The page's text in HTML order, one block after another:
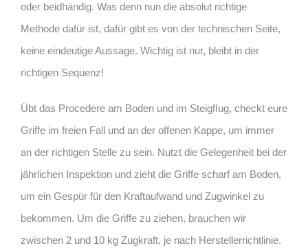
oder beidhändig. Was denn nun die absolut richtige
Methode dafür ist, dafür gibt es von der technischen Seite,
keine eindeutige Aussage. Wichtig ist nur, bleibt in der
richtigen Sequenz!
Übt das Procedere am Boden und im Steigﬂug, checkt eure
Griffe im freien Fall und an der offenen Kappe, um immer
an der richtigen Stelle zu sein. Nutzt die Gelegenheit bei der
jährlichen Inspektion und zieht die Griffe scharf am Boden,
um ein Gespür für den Kraftaufwand und Zugwinkel zu
bekommen. Um die Griffe zu ziehen, brauchen wir
zwischen 2 und 10 kg Zugkraft, je nach Herstellerrichtlinie.